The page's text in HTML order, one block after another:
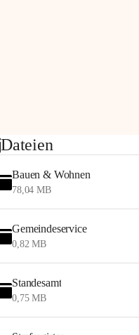
Dateien
Bauen & Wohnen
78,04 MB
Gemeindeservice
0,82 MB
Standesamt
0,75 MB